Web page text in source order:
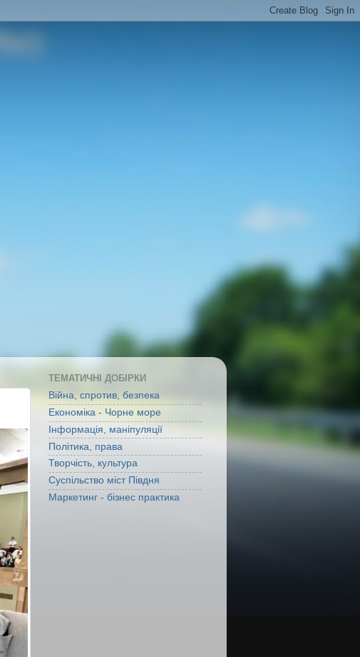
ТЕМАТИЧНІ ДОБІРКИ
Війна, спротив, безпека
Економіка - Чорне море
Інформація, маніпуляції
Політика, права
Творчість, культура
Суспільство міст Півдня
Маркетинг - бізнес практика